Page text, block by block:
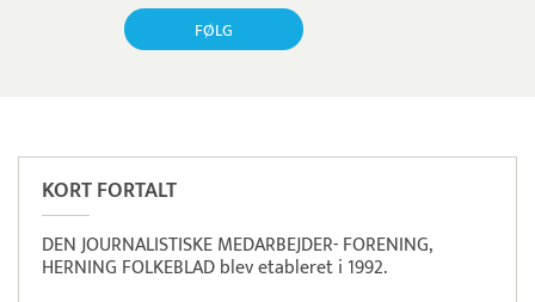
FØLG
KORT FORTALT
DEN JOURNALISTISKE MEDARBEJDER- FORENING,
HERNING FOLKEBLAD blev etableret i 1992.